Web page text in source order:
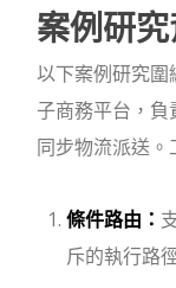
案例研
以下案例研究圍
子商務平台，
同步物流派送。
條件路由：
斥的執行路